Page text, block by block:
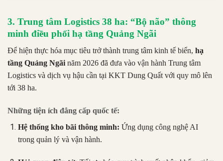
3. Trung tâm Logistics 38 ha: “Bộ não” thông
minh điều phối hạ tầng Quảng Ngãi
Để hiện thực hóa mục tiêu trở thành trung tâm kinh tế biển, hạ
tầng Quảng Ngãi năm 2026 đã đưa vào vận hành Trung tâm
Logistics và dịch vụ hậu cần tại KKT Dung Quất với quy mô lên
tới 38 ha.
Những tiện ích đẳng cấp quốc tế:
Hệ thống kho bãi thông minh: Ứng dụng công nghệ AI
trong quản lý và vận hành.